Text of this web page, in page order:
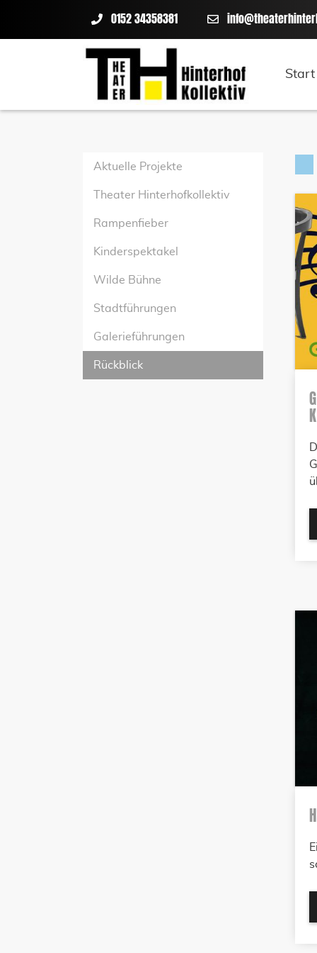
0152 34358381
Start
Aktuelle Projekte
Theater Hinterhofkollektiv
Rampenfieber
Kinderspektakel
Wilde Bühne
Stadtführungen
Galerieführungen
Rückblick